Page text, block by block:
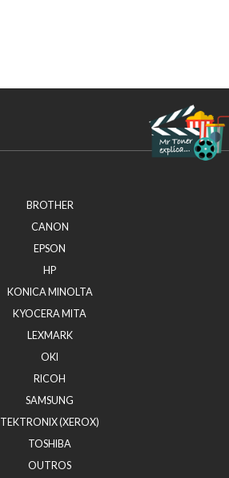
BROTHER
CANON
EPSON
HP
KONICA MINOLTA
KYOCERA MITA
LEXMARK
OKI
RICOH
SAMSUNG
TEKTRONIX (XEROX)
TOSHIBA
OUTROS